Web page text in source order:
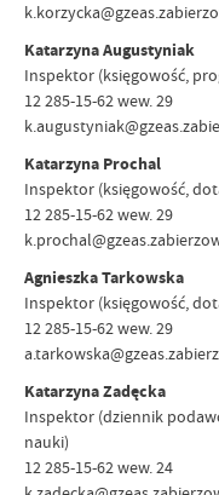
Katarzyna Augustyniak
Inspektor (księgowość,
12 285-15-62 wew. 29
Katarzyna Prochal
Inspektor (księgowość,
12 285-15-62 wew. 29
Agnieszka Tarkowska
Inspektor (księgowość,
12 285-15-62 wew. 29
Katarzyna Zadęcka
Inspektor (dziennik
nauki)
12 285-15-62 wew. 24